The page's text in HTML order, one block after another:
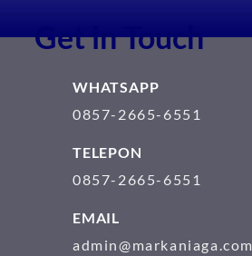
Get in Touch
WHATSAPP
0857-2665-6551
TELEPON
0857-2665-6551
EMAIL
admin@markaniaga.com